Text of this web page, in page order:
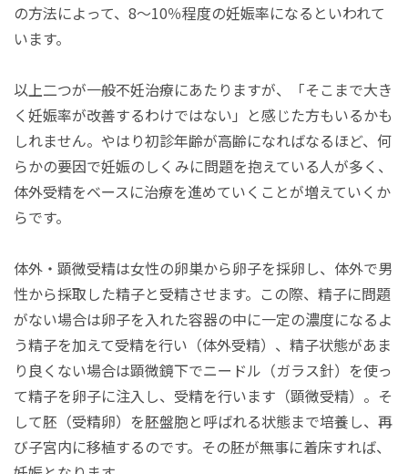
の方法によって、8～10％程度の妊娠率になるといわれて
います。
以上二つが一般不妊治療にあたりますが、「そこまで大き
く妊娠率が改善するわけではない」と感じた方もいるかも
しれません。やはり初診年齢が高齢になればなるほど、何
らかの要因で妊娠のしくみに問題を抱えている人が多く、
体外受精をベースに治療を進めていくことが増えていくか
らです。
体外・顕微受精は女性の卵巣から卵子を採卵し、体外で男
性から採取した精子と受精させます。この際、精子に問題
がない場合は卵子を入れた容器の中に一定の濃度になるよ
う精子を加えて受精を行い（体外受精）、精子状態があま
り良くない場合は顕微鏡下でニードル（ガラス針）を使っ
て精子を卵子に注入し、受精を行います（顕微受精）。そ
して胚（受精卵）を胚盤胞と呼ばれる状態まで培養し、再
び子宮内に移植するのです。その胚が無事に着床すれば、